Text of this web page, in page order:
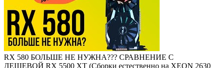
RX 580 БОЛЬШЕ НЕ НУЖНА??? СРАВНЕНИЕ С
ДЕШЕВОЙ RX 5500 XT (Сборки естественно на XEON 2630